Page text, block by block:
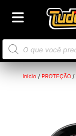
Início / PROTEÇÃO/